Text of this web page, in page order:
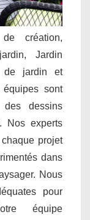
création,
Jardin
de jardin et
sont
dessins
Nos experts
projet
dans
Nous
pour
équipe